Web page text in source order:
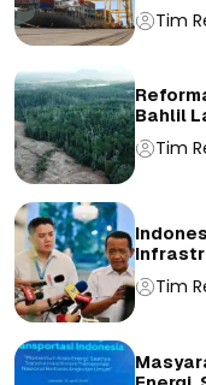
Tim
Bahlil
Tim
Tim